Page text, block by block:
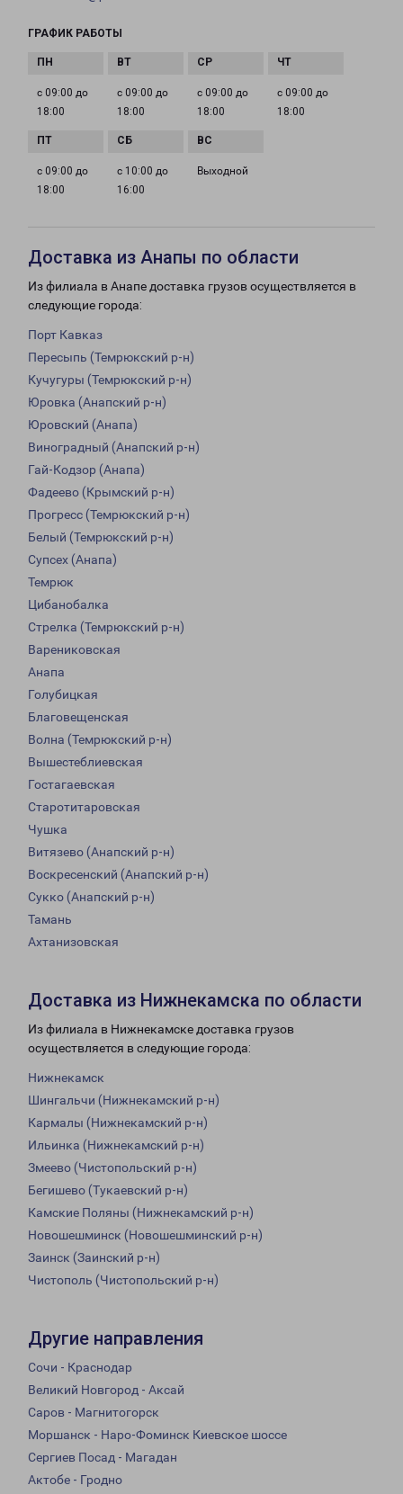
ГРАФИК РАБОТЫ
с 09:00 до
18:00
с 09:00 до
18:00
с 09:00 до
18:00
с 09:00 до
18:00
с 09:00 до
18:00
с 10:00 до
16:00
Выходной
Доставка из Анапы по области
Из филиала в Анапе доставка грузов осуществляется в
следующие города:
Порт Кавказ
Пересыпь (Темрюкский р-н)
Кучугуры (Темрюкский р-н)
Юровка (Анапский р-н)
Юровский (Анапа)
Виноградный (Анапский р-н)
Гай-Кодзор (Анапа)
Фадеево (Крымский р-н)
Прогресс (Темрюкский р-н)
Белый (Темрюкский р-н)
Супсех (Анапа)
Темрюк
Цибанобалка
Стрелка (Темрюкский р-н)
Варениковская
Анапа
Голубицкая
Благовещенская
Волна (Темрюкский р-н)
Вышестеблиевская
Гостагаевская
Старотитаровская
Чушка
Витязево (Анапский р-н)
Воскресенский (Анапский р-н)
Сукко (Анапский р-н)
Тамань
Ахтанизовская
Доставка из Нижнекамска по области
Из филиала в Нижнекамске доставка грузов
осуществляется в следующие города:
Нижнекамск
Шингальчи (Нижнекамский р-н)
Кармалы (Нижнекамский р-н)
Ильинка (Нижнекамский р-н)
Змеево (Чистопольский р-н)
Бегишево (Тукаевский р-н)
Камские Поляны (Нижнекамский р-н)
Новошешминск (Новошешминский р-н)
Заинск (Заинский р-н)
Чистополь (Чистопольский р-н)
Другие направления
Сочи - Краснодар
Великий Новгород - Аксай
Саров - Магнитогорск
Моршанск - Наро-Фоминск Киевское шоссе
Сергиев Посад - Магадан
Актобе - Гродно